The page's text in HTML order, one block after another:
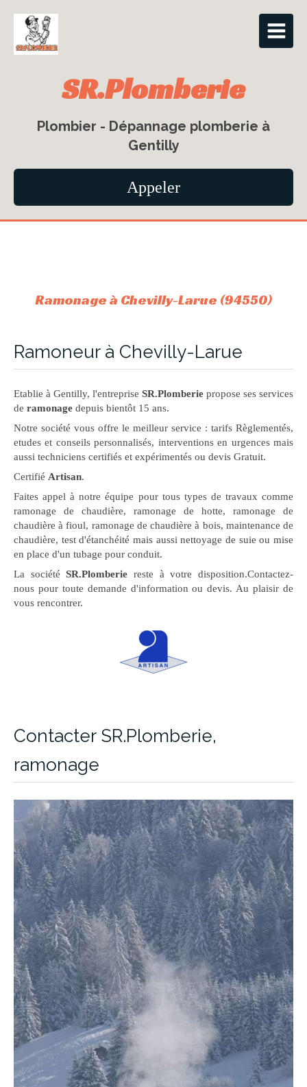
SR.Plomberie
Plombier - Dépannage plomberie à
Gentilly
Appeler
Ramonage à Chevilly-Larue (94550)
Ramoneur à Chevilly-Larue
Etablie à Gentilly, l'entreprise SR.Plomberie propose ses services
de ramonage depuis bientôt 15 ans.
Notre société vous offre le meilleur service : tarifs Règlementés,
etudes et conseils personnalisés, interventions en urgences mais
aussi techniciens certifiés et expérimentés ou devis Gratuit.
Certifié Artisan.
Faites appel à notre équipe pour tous types de travaux comme
ramonage de chaudière, ramonage de hotte, ramonage de
chaudière à fioul, ramonage de chaudière à bois, maintenance de
chaudière, test d'étanchéité mais aussi nettoyage de suie ou mise
en place d'un tubage pour conduit.
La sociétéSR.Plomberie reste à votre disposition.Contactez-
nous pour toute demande d'information ou devis. Au plaisir de
vous rencontrer.
Contacter SR.Plomberie,
ramonage